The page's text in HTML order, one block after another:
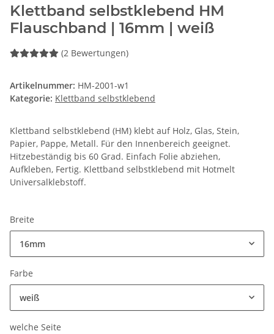
Klettband selbstklebend HM
Flauschband | 16mm | weiß
(2 Bewertungen)
Artikelnummer: HM-2001-w1
Kategorie: Klettband selbstklebend
Klettband selbstklebend (HM) klebt auf Holz, Glas, Stein,
Papier, Pappe, Metall. Für den Innenbereich geeignet.
Hitzebeständig bis 60 Grad. Einfach Folie abziehen,
Aufkleben, Fertig. Klettband selbstklebend mit Hotmelt
Universalklebstoff.
Breite
16mm
Farbe
weiß
welche Seite